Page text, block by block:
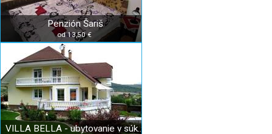
Penzión Šariš
od 13,50 €
VILLA BELLA - ubytovanie v súkromí